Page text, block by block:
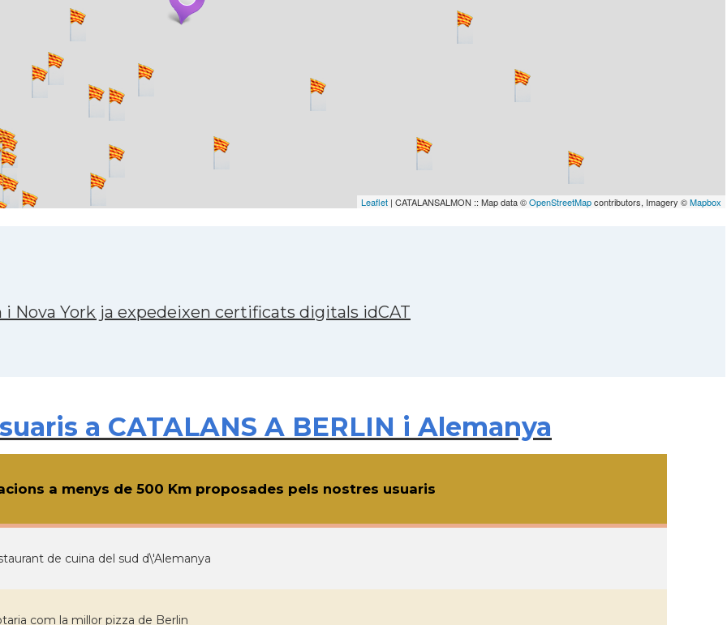
Leaflet | CATALANSALMON :: Map data ©OpenStreetMapcontributors, Imagery ©Mapbox
Nova York ja expedeixen certificats digitals idCAT
a CATALANS A BERLIN i Alemanya
a menys de 500 Km proposades pels nostres usuaris
de cuina del sud d\'Alemanya
com la millor pizza de Berlin